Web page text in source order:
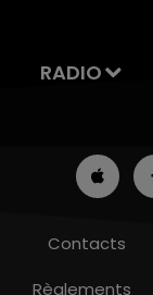
RADIO
Contacts
Règlements